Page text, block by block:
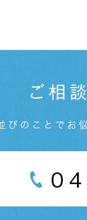
ご相
びのことでお